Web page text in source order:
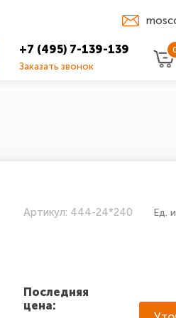
+7 (495) 7-139-139
Заказать звонок
Артикул: 444-24*240 Ед.
Последняя
цена: